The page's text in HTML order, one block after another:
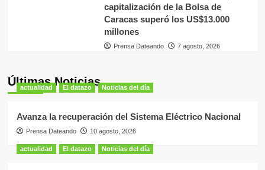
capitalización de la Bolsa de
Caracas superó los US$13.000
millones
Prensa Dateando 7 agosto, 2026
Últimas Noticias
actualidad El datazo Noticias del día
Avanza la recuperación del Sistema Eléctrico Nacional
Prensa Dateando 10 agosto, 2026
actualidad El datazo Noticias del día